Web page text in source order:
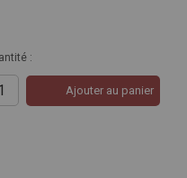
:
Ajouter au panier